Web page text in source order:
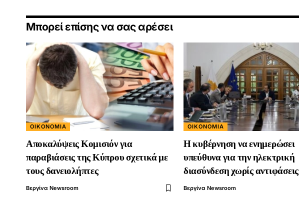
Μπορεί επίσης να σας αρέσει
ΟΙΚΟΝΟΜΊΑ
Αποκαλύψεις Κομισιόν για
παραβιάσεις της Κύπρου σχετικά με
τους δανειολήπτες
Βεργίνα Newsroom
ΟΙΚΟΝΟΜΊΑ
Η κυβέρνηση να ενημερώσει
υπεύθυνα για την ηλεκτρική
διασύνδεση χωρίς αντιφάσεις
Βεργίνα Newsroom